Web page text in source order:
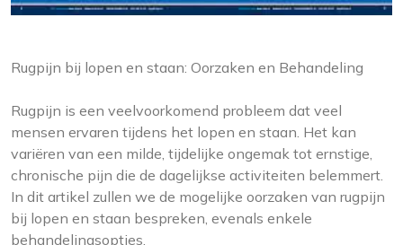
Rugpijn bij lopen en staan: Oorzaken en Behandeling
Rugpijn is een veelvoorkomend probleem dat veel
mensen ervaren tijdens het lopen en staan. Het kan
variëren van een milde, tijdelijke ongemak tot ernstige,
chronische pijn die de dagelijkse activiteiten belemmert.
In dit artikel zullen we de mogelijke oorzaken van rugpijn
bij lopen en staan bespreken, evenals enkele
behandelingsopties.